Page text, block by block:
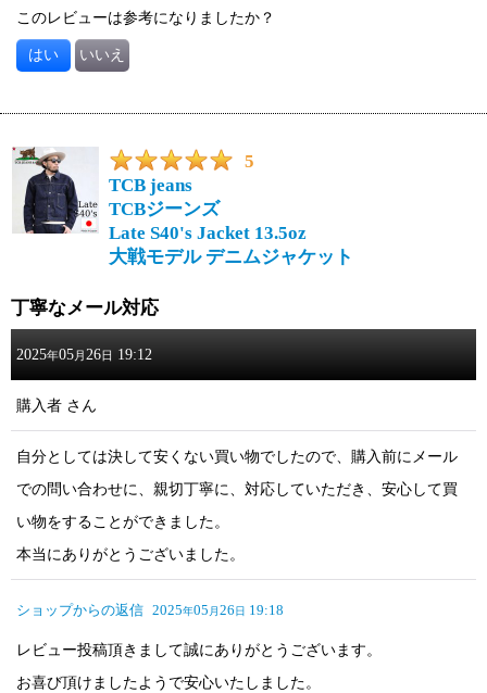
このレビューは参考になりましたか？
はい いいえ
5
TCB jeans
TCBジーンズ
Late S40's Jacket 13.5oz
大戦モデル デニムジャケット
丁寧なメール対応
2025年05月26日 19:12
購入者 さん
自分としては決して安くない買い物でしたので、購入前にメール
での問い合わせに、親切丁寧に、対応していただき、安心して買
い物をすることができました。
本当にありがとうございました。
ショップからの返信 2025年05 月26日 19:18
レビュー投稿頂きまして誠にありがとうございます。
お喜び頂けましたようで安心いたしました。